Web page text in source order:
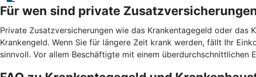
Für wen sind private
Private Zusatzversicherungen wie das Krankentagegeld oder
Krankengeld. Wenn Sie für längere Zeit krank werden, fällt Ihr
sinnvoll. Vor allem Beschäftigte mit einem überdurchschnittlichen